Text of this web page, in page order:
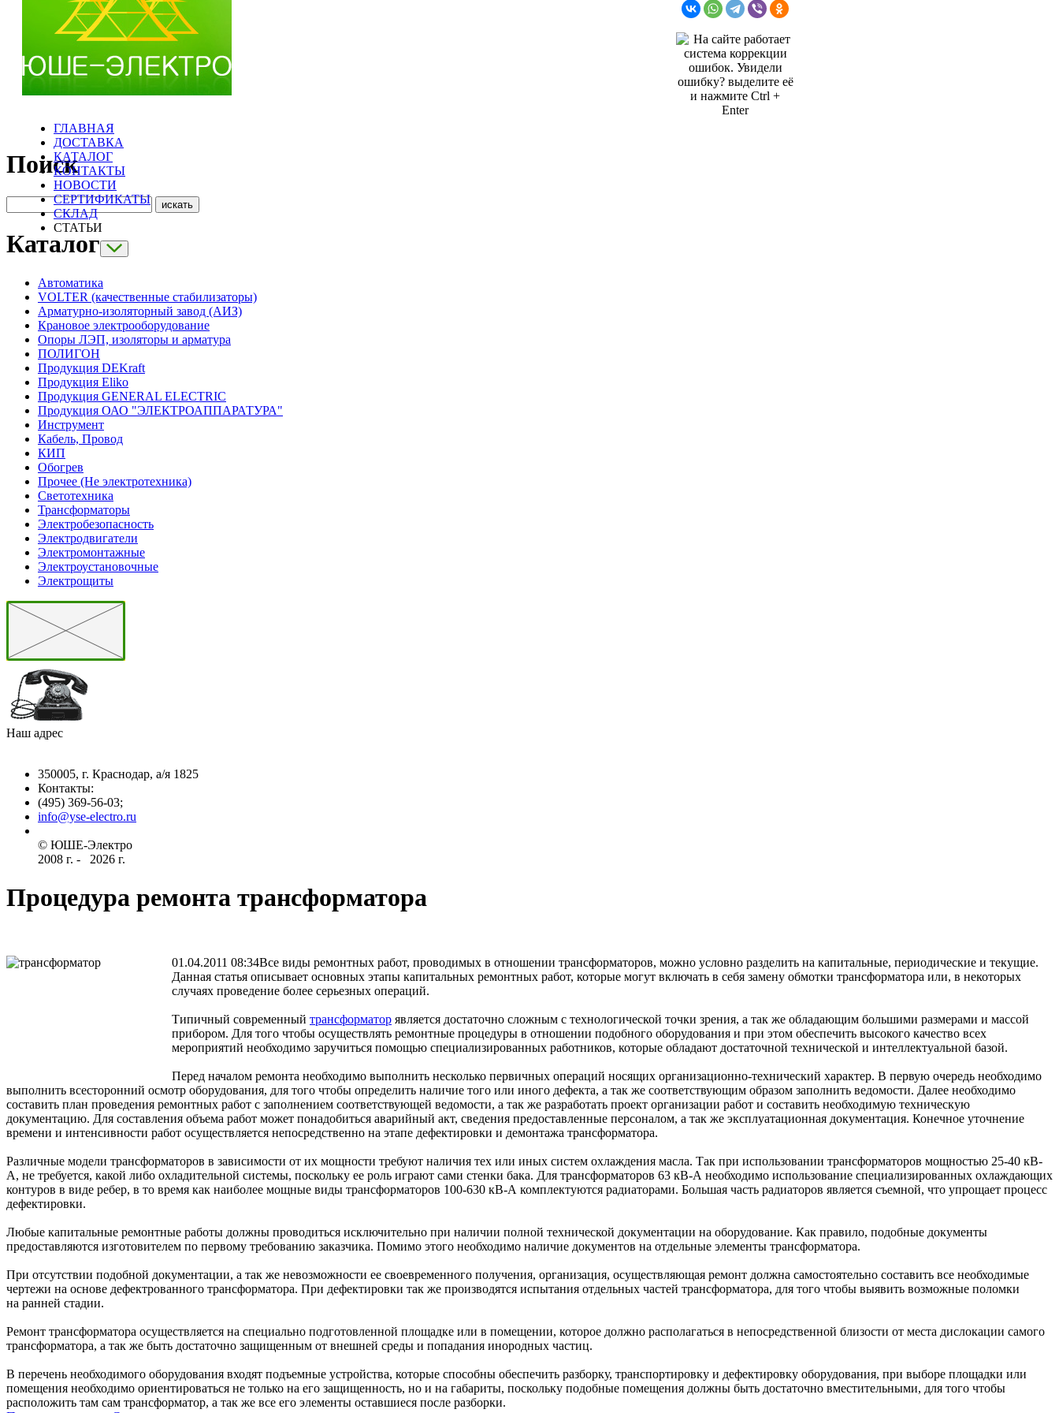
ГЛАВНАЯ
ДОСТАВКА
КАТАЛОГ
КОНТАКТЫ
НОВОСТИ
СЕРТИФИКАТЫ
СКЛАД
СТАТЬИ
Поиск
Каталог
Автоматика
VOLTER (качественные стабилизаторы)
Арматурно-изоляторный завод (АИЗ)
Крановое электрооборудование
Опоры ЛЭП, изоляторы и арматура
ПОЛИГОН
Продукция DEKraft
Продукция Eliko
Продукция GENERAL ELECTRIC
Продукция ОАО "ЭЛЕКТРОАППАРАТУРА"
Инструмент
Кабель, Провод
КИП
Обогрев
Прочее (Не электротехника)
Светотехника
Трансформаторы
Электробезопасность
Электродвигатели
Электромонтажные
Электроустановочные
Электрощиты
Наш адрес
350005, г. Краснодар, а/я 1825
Контакты: ­
(495) 369-56-03;
info@yse-electro.ru­
© ЮШЕ-Эл­ектро ­
2008 г­. - ­ ­­­­­
2026 г.
Процедура ремонта трансформатора
01.04.2011 08:34Все виды ремонтных работ, проводимых в отношении трансформаторов, можно условно разделить на капитальные, периодические и текущие.
Данная статья описывает основных этапы капитальн­ых ремонтных работ, которые могут включать в себя замену обмотки трансформатора или, в некоторых
случаях проведение более серьезных операций.
Типичный современный трансформа­тор является достаточно сложным с технологической точки зрения, а так же обладающим большими размерами и массой
прибором. Для того чтобы осуществлять ремонтные процедуры в отношении подобного оборудования и при этом обеспечить высокого качество всех
мероприятий необходимо заручиться помощью специализированных работников, которые обладают достаточной технической и интеллектуальной базой.
Перед началом ремонта необходимо выполнить несколько первичных операций носящих организационно-технический характер. В первую очередь необходимо
выполнить всесторонний осмотр оборудования, для того чтобы определить наличие того или иного дефекта, а так же соответствующим образом заполнить ведомости. Далее необходимо
составить план проведения ремонтных работ с заполнением соответствующей ведомости, а так же разработать проект организации работ и составить необходимую техническую
документацию. Для составления объема работ может понадобиться аварийный акт, сведения предоставленные персоналом, а так же эксплуатационная документация. Конечное уточнение
времени и интенсивности работ осуществляется непосредственно на этапе дефектировки и демонтажа трансформатора.
Различные модели трансформаторов в зависимости от их мощности требуют наличия тех или иных систем охлаждения масла. Так при использовании трансформаторов мощностью 25-40 кВ-
А, не требуется, какой либо охладительной системы, поскольку ее роль играют сами стенки бака. Для трансформаторов 63 кВ-А необходимо использование специализированных охлаждающих
контуров в виде ребер, в то время как наиболее мощные виды трансформаторов 100-630 кВ-А комплектуются радиаторами. Большая часть радиаторов является съемной, что упрощает процесс
дефектировки.
Любые капитальные ремонтные работы должны проводиться исключительно при наличии полной технической документации на оборудование. Как правило, подобные документы
предоставляются изготовителем по первому требованию заказчика. Помимо этого необходимо наличие документов на отдельные элементы трансформатора.
При отсутствии подобной документации, а так же невозможности ее своевременного получения, организация, осуществляющая ремонт должна самостоятельно составить все необходимые
чертежи на основе дефектрованного трансформатора. При дефектировки так же производятся испытания отдельных частей трансформатора, для того чтобы выявить возможные поломки
на ранней стадии.
Ремонт трансформатора осуществляется на специально подготовленной площадке или в помещении, которое должно располагаться в непосредственной близости от места дислокации самого
трансформатора, а так же быть достаточно защищенным от внешней среды и попадания инородных частиц.
В перечень необходимого оборудования входят подъемные устройства, которые способны обеспечить разборку, транспортировку и дефектировку оборудования, при выборе площадки или
помещения необходимо ориентироваться не только на его защищенность, но и на габариты, поскольку подобные помещения должны быть достаточно вместительными, для того чтобы
расположить там сам трансформатор, а так же все его элементы оставшиеся после разборки.­